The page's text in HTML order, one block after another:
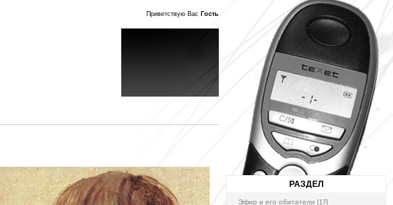
Приветствую Вас Гость
РАЗДЕЛ
Эфир и его обитатели [17]